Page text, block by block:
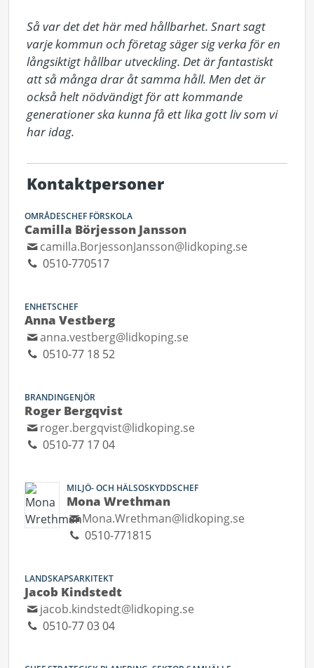
Så var det det här med hållbarhet. Snart sagt
varje kommun och företag säger sig verka för en
långsiktigt hållbar utveckling. Det är fantastiskt
att så många drar åt samma håll. Men det är
också helt nödvändigt för att kommande
generationer ska kunna få ett lika gott liv som vi
har idag.
Kontaktpersoner
OMRÅDESCHEF FÖRSKOLA
Camilla Börjesson Jansson
camilla.BorjessonJansson@lidkoping.se
0510-770517
ENHETSCHEF
Anna Vestberg
anna.vestberg@lidkoping.se
0510-77 18 52
BRANDINGENJÖR
Roger Bergqvist
roger.bergqvist@lidkoping.se
0510-77 17 04
MILJÖ- OCH HÄLSOSKYDDSCHEF
Mona Wrethman
Mona.Wrethman@lidkoping.se
0510-771815
LANDSKAPSARKITEKT
Jacob Kindstedt
jacob.kindstedt@lidkoping.se
0510-77 03 04